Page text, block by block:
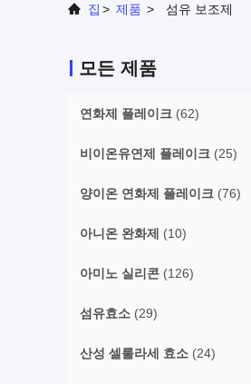
집 > 제품 > 섬유 보조제
모든 제품
연화제 플레이크 (62)
비이온유연제 플레이크 (25)
양이온 연화제 플레이크 (76)
아니온 완화제 (10)
아미노 실리콘 (126)
섬유효소 (29)
산성 셀룰라세 효소 (24)